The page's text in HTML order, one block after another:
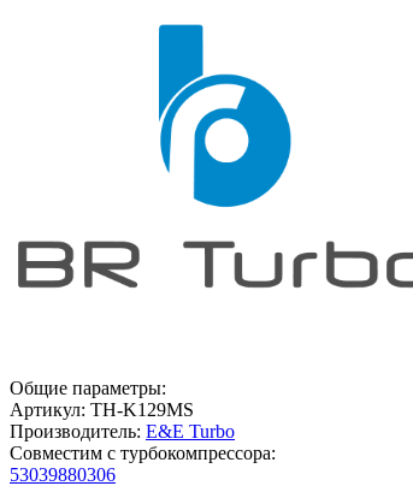
Общие параметры:
Артикул: TH-K129MS
Производитель: E&E Turbo
Совместим с турбокомпрессора:
53039880306